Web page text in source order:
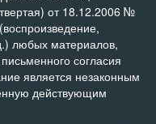
от 18.12.2006 №
любых материалов,
согласия
является незаконным
действующим